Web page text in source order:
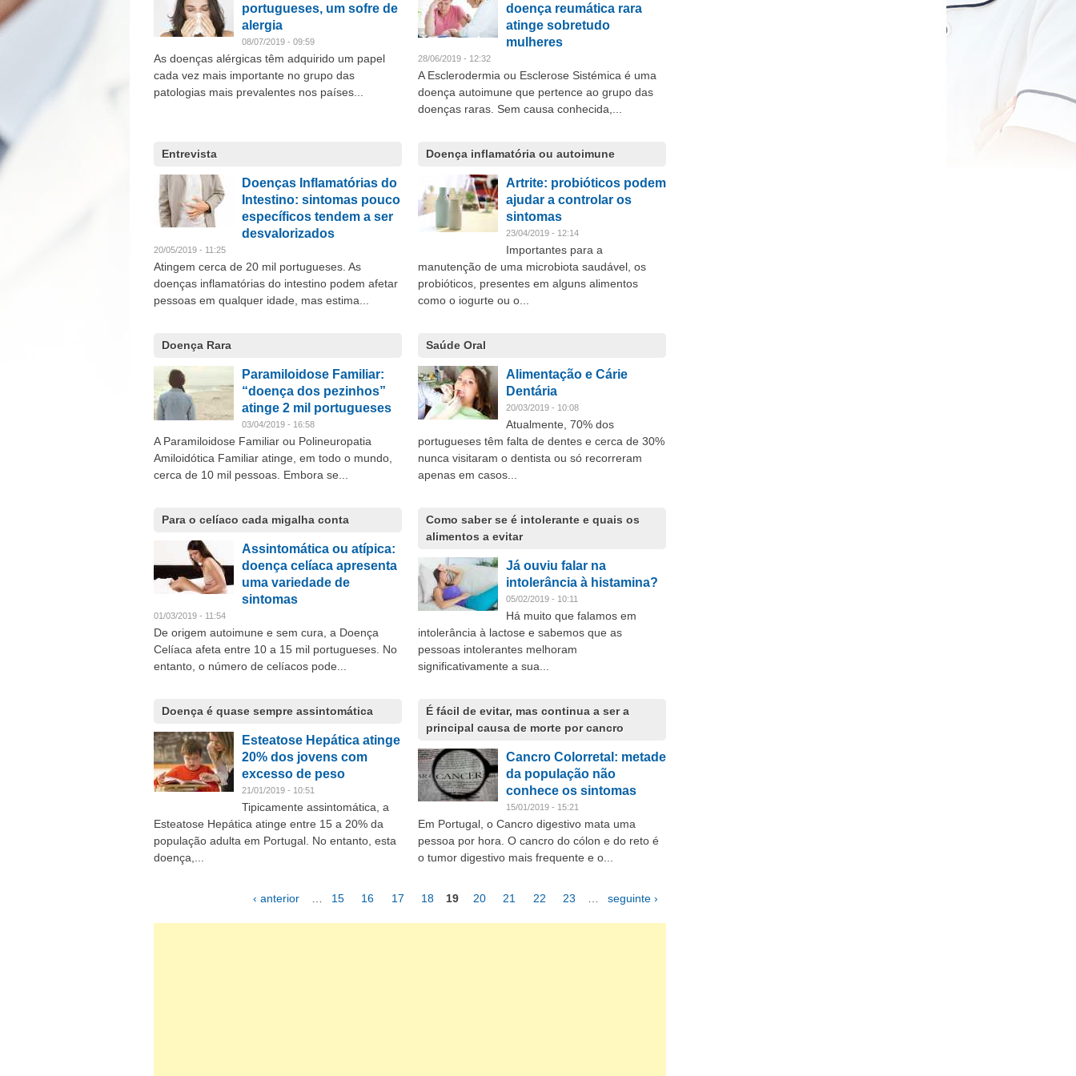
portugueses, um sofre de
alergia
08/07/2019 - 09:59
As doenças alérgicas têm adquirido um papel
cada vez mais importante no grupo das
patologias mais prevalentes nos países...
doença reumática rara
atinge sobretudo
mulheres
28/06/2019 - 12:32
A Esclerodermia ou Esclerose Sistémica é uma
doença autoimune que pertence ao grupo das
doenças raras. Sem causa conhecida,...
Entrevista
Doenças Inflamatórias do
Intestino: sintomas pouco
específicos tendem a ser
desvalorizados
20/05/2019 - 11:25
Atingem cerca de 20 mil portugueses. As
doenças inflamatórias do intestino podem afetar
pessoas em qualquer idade, mas estima...
Doença inflamatória ou autoimune
Artrite: probióticos podem
ajudar a controlar os
sintomas
23/04/2019 - 12:14
Importantes para a
manutenção de uma microbiota saudável, os
probióticos, presentes em alguns alimentos
como o iogurte ou o...
Doença Rara
Paramiloidose Familiar:
“doença dos pezinhos”
atinge 2 mil portugueses
03/04/2019 - 16:58
A Paramiloidose Familiar ou Polineuropatia
Amiloidótica Familiar atinge, em todo o mundo,
cerca de 10 mil pessoas. Embora se...
Saúde Oral
Alimentação e Cárie
Dentária
20/03/2019 - 10:08
Atualmente, 70% dos
portugueses têm falta de dentes e cerca de 30%
nunca visitaram o dentista ou só recorreram
apenas em casos...
Para o celíaco cada migalha conta
Assintomática ou atípica:
doença celíaca apresenta
uma variedade de
sintomas
01/03/2019 - 11:54
De origem autoimune e sem cura, a Doença
Celíaca afeta entre 10 a 15 mil portugueses. No
entanto, o número de celíacos pode...
Como saber se é intolerante e quais os
alimentos a evitar
Já ouviu falar na
intolerância à histamina?
05/02/2019 - 10:11
Há muito que falamos em
intolerância à lactose e sabemos que as
pessoas intolerantes melhoram
significativamente a sua...
Doença é quase sempre assintomática
Esteatose Hepática atinge
20% dos jovens com
excesso de peso
21/01/2019 - 10:51
Tipicamente assintomática, a
Esteatose Hepática atinge entre 15 a 20% da
população adulta em Portugal. No entanto, esta
doença,...
É fácil de evitar, mas continua a ser a
principal causa de morte por cancro
Cancro Colorretal: metade
da população não
conhece os sintomas
15/01/2019 - 15:21
Em Portugal, o Cancro digestivo mata uma
pessoa por hora. O cancro do cólon e do reto é
o tumor digestivo mais frequente e o...
‹ anterior 15 16 17 18 19 20 21 22 23 seguinte ›